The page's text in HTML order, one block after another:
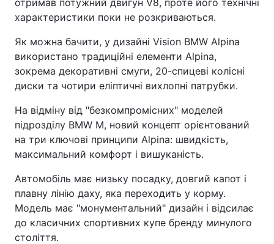
Тема оформлення
отримав потужний двигун V8, проте його технічні
характеристики поки не розкриваються.
Як можна бачити, у дизайні Vision BMW Alpina
використано традиційні елементи Alpina,
зокрема декоративні смуги, 20-спицеві колісні
диски та чотири еліптичні вихлопні патрубки.
На відміну від "безкомпромісних" моделей
підрозділу BMW M, новий концепт орієнтований
на три ключові принципи Alpina: швидкість,
максимальний комфорт і вишуканість.
Автомобіль має низьку посадку, довгий капот і
плавну лінію даху, яка переходить у корму.
Модель має "монументальний" дизайн і відсилає
до класичних спортивних купе бренду минулого
століття.